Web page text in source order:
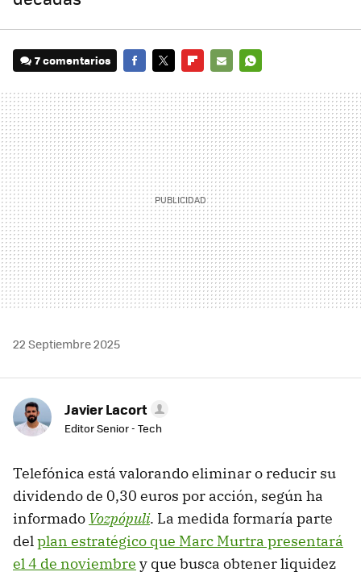
7 comentarios
MAIL
22 Septiembre 2025
Javier Lacort
Editor Senior - Tech
Telefónica está valorando eliminar o reducir su
dividendo de 0,30 euros por acción, según ha
informado Vozpópuli. La medida formaría parte
delplan estratégico que Marc Murtra presentará
el 4 de noviembre y que busca obtener liquidez